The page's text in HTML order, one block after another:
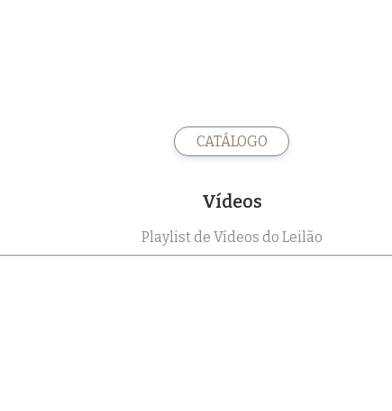
CATÁLOGO
Vídeos
Playlist de Vídeos do Leilão